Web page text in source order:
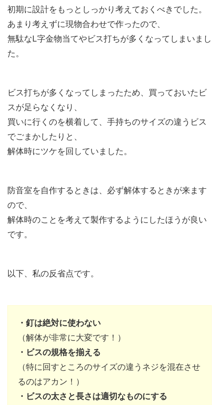
初期に設計をもっとしっかり考えておくべきでした。
あまり考えずに現物合わせで作ったので、
無駄なL字金物当てやビス打ちが多くなってしまいまし
た。
ビス打ちが多くなってしまったため、買っておいたビ
スが足らなくなり、
買いに行くのを横着して、手持ちのサイズの違うビス
でごまかしたりと、
解体時にツケを回していました。
防音室を自作するときは、必ず解体するときが来ます
ので、
解体時のことを考えて製作するようにしたほうが良い
です。
以下、私の反省点です。
・釘は絶対に使わない
（解体が非常に大変です！）
・ビスの規格を揃える
（特に回すところのサイズの違うネジを混在させ
るのはアカン！）
・ビスの太さと長さは適切なものにする